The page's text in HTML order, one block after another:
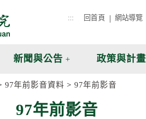
::: 回首頁 網站導覽
新聞與公告 政策與計畫
97年前影音資料 97年前影音
97年前影音